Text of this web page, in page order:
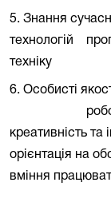
5. Знання
технологій
техніку
6. Особисті
креативність та
орієнтація на
вміння